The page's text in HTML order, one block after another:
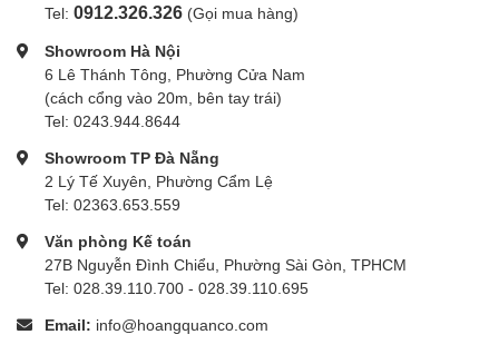
Tel: 0912.326.326 (Gọi mua hàng)
Showroom Hà Nội
6 Lê Thánh Tông, Phường Cửa Nam
(cách cổng vào 20m, bên tay trái)
Tel: 0243.944.8644
Showroom TP Đà Nẵng
2 Lý Tế Xuyên, Phường Cẩm Lệ
Tel: 02363.653.559
Văn phòng Kế toán
27B Nguyễn Đình Chiểu, Phường Sài Gòn, TPHCM
Tel: 028.39.110.700 - 028.39.110.695
Email: info@hoangquanco.com